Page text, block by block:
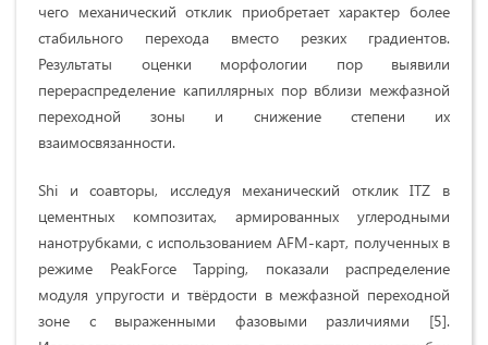
чего механический отклик приобретает характер более
стабильного перехода вместо резких градиентов.
Результаты оценки морфологии пор выявили
перераспределение капиллярных пор вблизи межфазной
переходной зоны и снижение степени их
взаимосвязанности.
Shi и соавторы, исследуя механический отклик ITZ в
цементных композитах, армированных углеродными
нанотрубками, с использованием AFM-карт, полученных в
режиме PeakForce Tapping, показали распределение
модуля упругости и твёрдости в межфазной переходной
зоне с выраженными фазовыми различиями [5].